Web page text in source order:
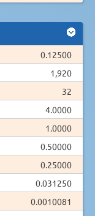
0.12500
1,920
32
4.0000
1.0000
0.50000
0.25000
0.031250
0.0010081